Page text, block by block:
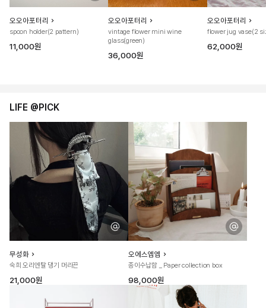
오오아포터리
spoon holder(2 pattern)
11,000원
오오아포터리
vintage flower mini wine
glass(green)
36,000원
오오아포터리
flower jug vase(2
62,000원
LIFE @PICK
무성화
숙희 오리엔탈 댕기 머리끈
21,000원
오에스엠엠
종이수납함 _ Paper collection box
98,000원